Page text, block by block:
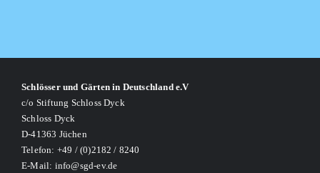
Schlösser und Gärten in Deutschland e.V
c/o Stiftung Schloss Dyck
Schloss Dyck
D-41363 Jüchen
Telefon: +49 / (0)2182 / 8240
E-Mail: info@sgd-ev.de